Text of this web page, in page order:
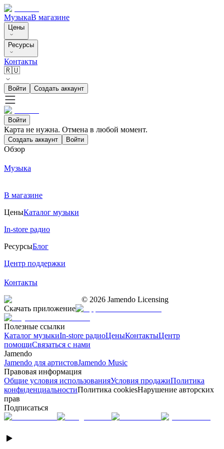
МузыкаВ магазине
Цены
Ресурсы
Контакты
🇷🇺
Войти Создать аккаунт
Войти
Карта не нужна. Отмена в любой момент.
Создать аккаунт Войти
Обзор
Музыка
В магазине
ЦеныКаталог музыки
In-store радио
РесурсыБлог
Центр поддержки
Контакты
© 2026 Jamendo Licensing
Скачать приложение
Полезные ссылки
Каталог музыкиIn-store радиоЦеныКонтактыЦентр
помощиСвязаться с нами
Jamendo
Jamendo для артистовJamendo Music
Правовая информация
Общие условия использованияУсловия продажиПолитика
конфиденциальностиПолитика cookiesНарушение авторских
прав
Подписаться